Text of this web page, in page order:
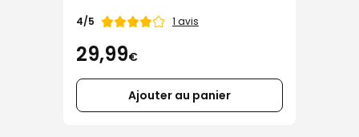
Power Lite (5 prises +
USB-A + USB-C)
Note
4/5 1 avis
29,99€
Ajouter au panier